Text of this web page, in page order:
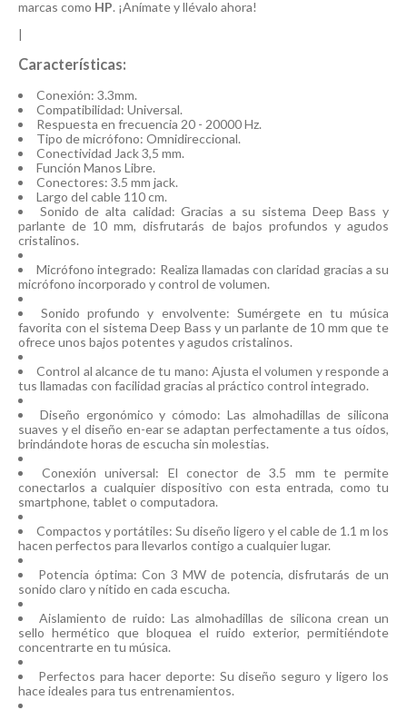
marcas como HP. ¡Anímate y llévalo ahora!
|
Características:
Conexión: 3.3mm.
Compatibilidad: Universal.
Respuesta en frecuencia 20 - 20000 Hz.
Tipo de micrófono: Omnidireccional.
Conectividad Jack 3,5 mm.
Función Manos Libre.
Conectores: 3.5 mm jack.
Largo del cable 110 cm.
Sonido de alta calidad: Gracias a su sistema Deep Bass y
parlante de 10 mm, disfrutarás de bajos profundos y agudos
cristalinos.
Micrófono integrado: Realiza llamadas con claridad gracias a su
micrófono incorporado y control de volumen.
Sonido profundo y envolvente: Sumérgete en tu música
favorita con el sistema Deep Bass y un parlante de 10 mm que te
ofrece unos bajos potentes y agudos cristalinos.
Control al alcance de tu mano: Ajusta el volumen y responde a
tus llamadas con facilidad gracias al práctico control integrado.
Diseño ergonómico y cómodo: Las almohadillas de silicona
suaves y el diseño en-ear se adaptan perfectamente a tus oídos,
brindándote horas de escucha sin molestias.
Conexión universal: El conector de 3.5 mm te permite
conectarlos a cualquier dispositivo con esta entrada, como tu
smartphone, tablet o computadora.
Compactos y portátiles: Su diseño ligero y el cable de 1.1 m los
hacen perfectos para llevarlos contigo a cualquier lugar.
Potencia óptima: Con 3 MW de potencia, disfrutarás de un
sonido claro y nítido en cada escucha.
Aislamiento de ruido: Las almohadillas de silicona crean un
sello hermético que bloquea el ruido exterior, permitiéndote
concentrarte en tu música.
Perfectos para hacer deporte: Su diseño seguro y ligero los
hace ideales para tus entrenamientos.